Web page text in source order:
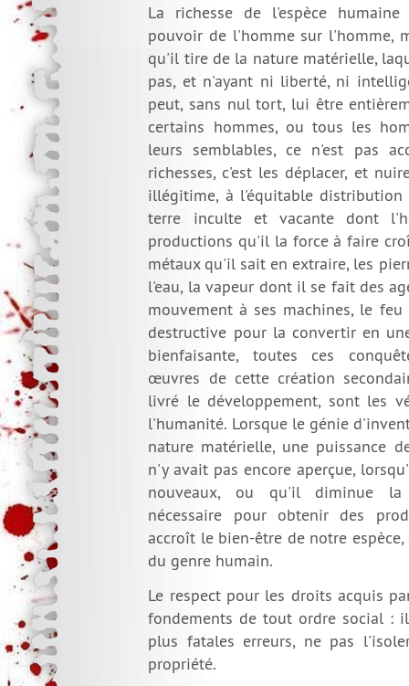
La richesse de l'espèce
pouvoir de l'homme sur l'homme,
qu'il tire de la nature matérielle,
pas, et n'ayant ni liberté, ni
peut, sans nul tort, lui être
certains hommes, ou tous les
leurs semblables, ce n'est pas
richesses, c'est les déplacer, et
illégitime, à l'équitable
terre inculte et vacante dont
productions qu'il la force à faire
métaux qu'il sait en extraire, les
l'eau, la vapeur dont il se fait des
mouvement à ses machines, le
destructive pour la convertir en
bienfaisante, toutes ces
œuvres de cette création
livré le développement, sont les
l'humanité. Lorsque le génie
nature matérielle, une puissance
n'y avait pas encore aperçue,
nouveaux, ou qu'il diminue
nécessaire pour obtenir des
accroît le bien-être de notre
du genre humain.
Le respect pour les droits acquis
fondements de tout ordre social :
plus fatales erreurs, ne pas
propriété.